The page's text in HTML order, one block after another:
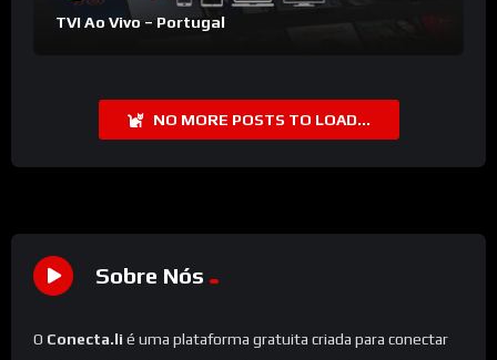
TVI Ao Vivo – Portugal
NO MORE POSTS TO LOAD...
Sobre Nós
O Conecta.li é uma plataforma gratuita criada para conectar